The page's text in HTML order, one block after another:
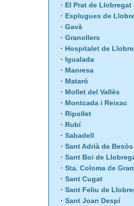
El Prat de Llobregat
Esplugues de
Gavà
Granollers
Hospitalet de
Igualada
Manresa
Mataró
Mollet del Vallès
Montcada i Reixac
Ripollet
Rubí
Sabadell
Sant Adrià de Besòs
Sant Boi de
Sta. Coloma de
Sant Cugat
Sant Feliu de
Sant Joan Despí